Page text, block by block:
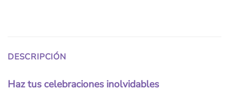
DESCRIPCIÓN
Haz tus celebraciones inolvidables